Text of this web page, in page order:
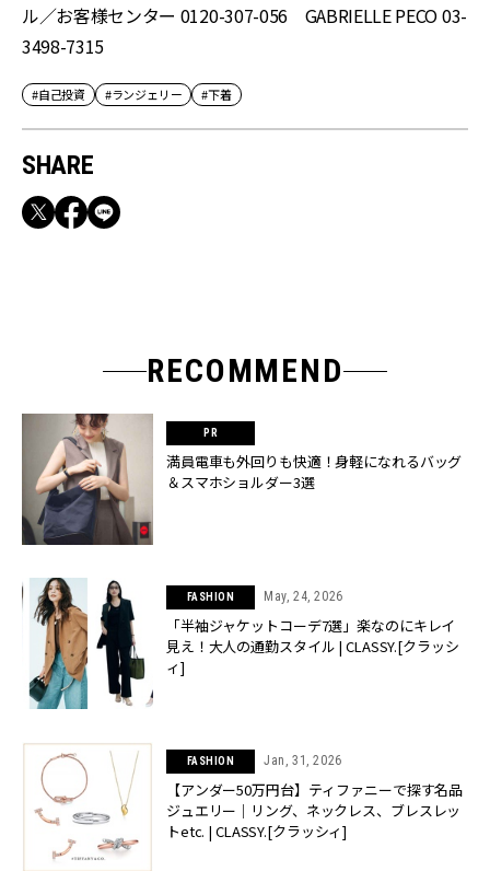
ル／お客様センター 0120-307-056 GABRIELLE PECO 03-
3498-7315
#自己投資 #ランジェリー #下着
SHARE
RECOMMEND
満員電車も外回りも快適！身軽になれるバッグ
＆スマホショルダー3選
FASHION May, 24, 2026
「半袖ジャケットコーデ7選」楽なのにキレイ
見え！大人の通勤スタイル | CLASSY.[クラッシ
ィ]
FASHION Jan, 31, 2026
【アンダー50万円台】ティファニーで探す名品
ジュエリー｜リング、ネックレス、ブレスレッ
トetc. | CLASSY.[クラッシィ]